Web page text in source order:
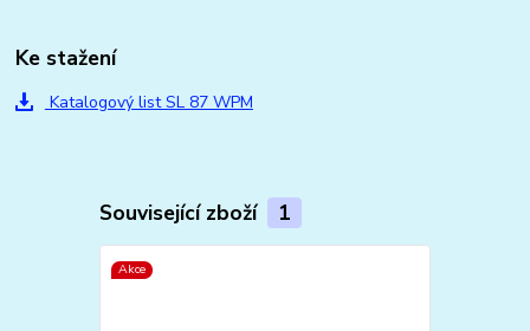
Ke stažení
Katalogový list SL 87 WPM
Související zboží 1
Akce